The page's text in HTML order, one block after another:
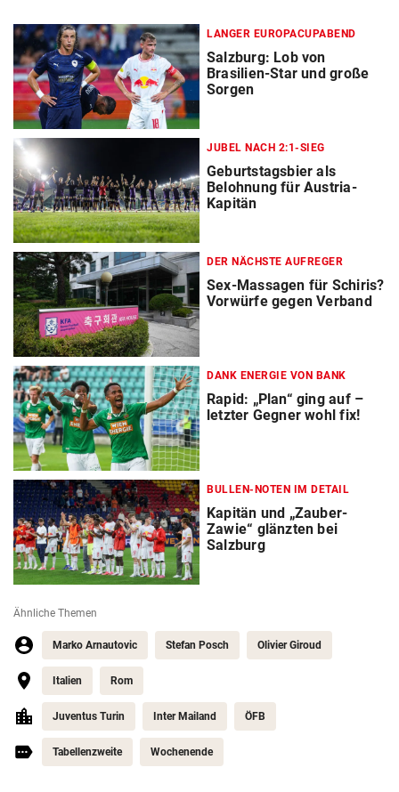
LANGER EUROPACUPABEND
Salzburg: Lob von
Brasilien-Star und große
Sorgen
JUBEL NACH 2:1-SIEG
Geburtstagsbier als
Belohnung für Austria-
Kapitän
DER NÄCHSTE AUFREGER
Sex-Massagen für Schiris?
Vorwürfe gegen Verband
DANK ENERGIE VON BANK
Rapid: „Plan“ ging auf –
letzter Gegner wohl fix!
BULLEN-NOTEN IM DETAIL
Kapitän und „Zauber-
Zawie“ glänzten bei
Salzburg
Ähnliche Themen
Marko Arnautovic Stefan Posch Olivier Giroud
Italien Rom
Juventus Turin Inter Mailand ÖFB
Tabellenzweite Wochenende